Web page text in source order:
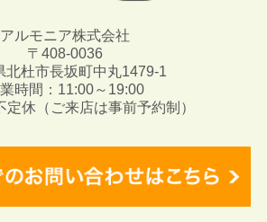
アルモニア株式会社
〒408-0036
北杜市長坂町中丸1479-1
時間：11:00～19:00
定休（ご来店は事前予約制）